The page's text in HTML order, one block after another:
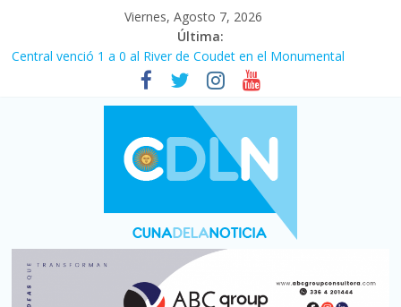
Viernes, Agosto 7, 2026
Última:
Central venció 1 a 0 al River de Coudet en el Monumental
La morosidad alcanzó su nivel más alto en dos décadas y ya
afecta a 400 mil deudores en Santa Fe
Desde que asumió Milei cerraron 41.000 kioscos: el sector
denuncia crisis como en 2001
Vacaciones de invierno con más movimiento y consumo
turístico: 4,6 millones de personas viajaron por el país, un 5,9%
Fuerte caída de la venta de autos usados en julio: bajó un 12,6%